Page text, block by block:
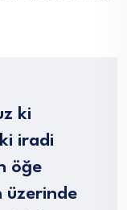
ki
iradi
öğe
üzerinde